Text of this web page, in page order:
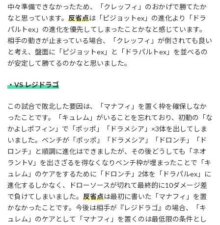
中々準備できなかったため、「クレッフィ」のおかげで勝てたか
なと思っています。 反省点は「ピジョットex」の進化より「ドラ
パルトex」の進化を優先してしまったことかなと感じています。
相手の動きが止まっている場合、「クレッフィ」が倒されても良い
と考え、盤面に「ピジョットex」と「ドラパルトex」を並べるの
が安定して勝てるのかなと思いました。
・VS レジドラゴ
この試合で敗北した要因は、「マナフィ」を置く枠を確保しなか
ったことです。「キュレム」がいることを忘れており、初動の「な
かよしポフィン」で「ポッポ」「ドラメシア」×3体を出してしま
いました。ベンチが「ポッポ」「ドラメシア」「ドロンチ」「ド
ロンチ」と順調に進化はできましたが、その後どうしても「ネオ
ラントV」を出さざるを得なくなりベンチ枠が埋まったことで「キ
ュレム」のケアをするために「ドロンチ」2体を「ドラパルex」に
進化するしかなく、ドローソースが切れて最終的に10ダメージ差
で負けてしまいました。 反省点は最初に書いた「マナフィ」を置
かなかったことです。今後は相手が『レジドラゴ』の場合、「キ
ュレム」のケアとして「マナフィ」を置くのは最低限の条件とし